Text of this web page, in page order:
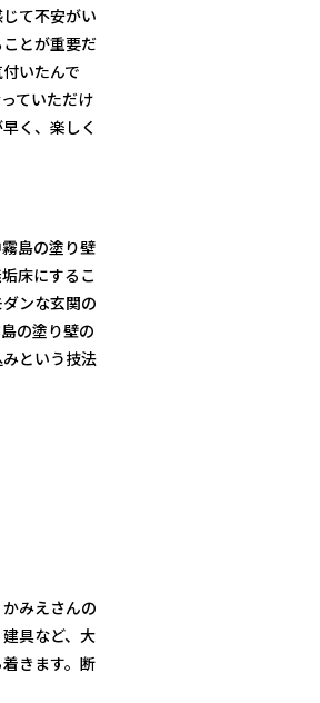
て不安がい
とが重要だ
いたんで
ていただけ
く、楽しく
島の塗り壁
床にするこ
ンな玄関の
の塗り壁の
という技法
みえさんの
具など、大
きます。断